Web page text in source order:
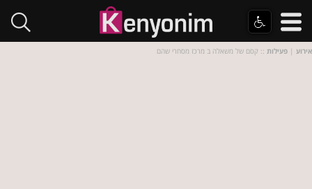
אירוע | פעילות :: קסם של משאלה ב מרכז מסחרי שהם